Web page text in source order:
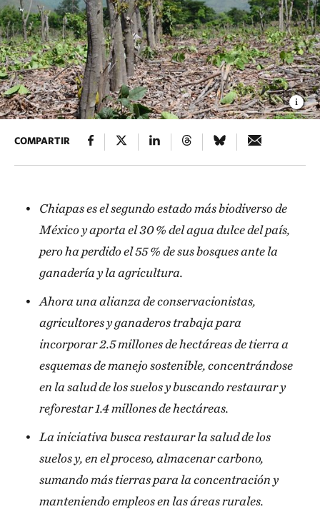
COMPARTIR
Chiapas es el segundo estado más biodiverso de
México y aporta el 30 % del agua dulce del país,
pero ha perdido el 55 % de sus bosques ante la
ganadería y la agricultura.
Ahora una alianza de conservacionistas,
agricultores y ganaderos trabaja para
incorporar 2.5 millones de hectáreas de tierra a
esquemas de manejo sostenible, concentrándose
en la salud de los suelos y buscando restaurar y
reforestar 1.4 millones de hectáreas.
La iniciativa busca restaurar la salud de los
suelos y, en el proceso, almacenar carbono,
sumando más tierras para la concentración y
manteniendo empleos en las áreas rurales.